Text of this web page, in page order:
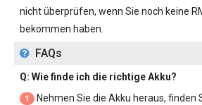
nicht überprüfen, wenn Sie noch keine
bekommen haben.
FAQs
Q: Wie finde ich die richtige Akku?
1
Nehmen Sie die Akku heraus, finden